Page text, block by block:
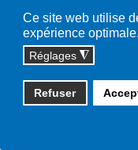
Ce site web utilise
expérience optimale.
Réglages ◮
Refuser